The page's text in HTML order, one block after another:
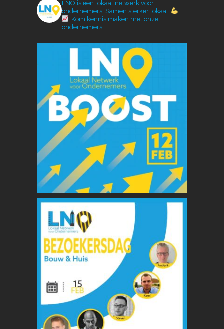
LNO is een lokaal netwerk voor
ondernemers. Samen sterker lokaal.
Kom kennis maken met onze
ondernemers.